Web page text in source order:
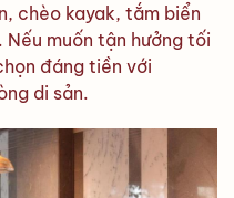
chèo kayak, tắm biển
Nếu muốn tận hưởng tối
đáng tiền với
di sản.